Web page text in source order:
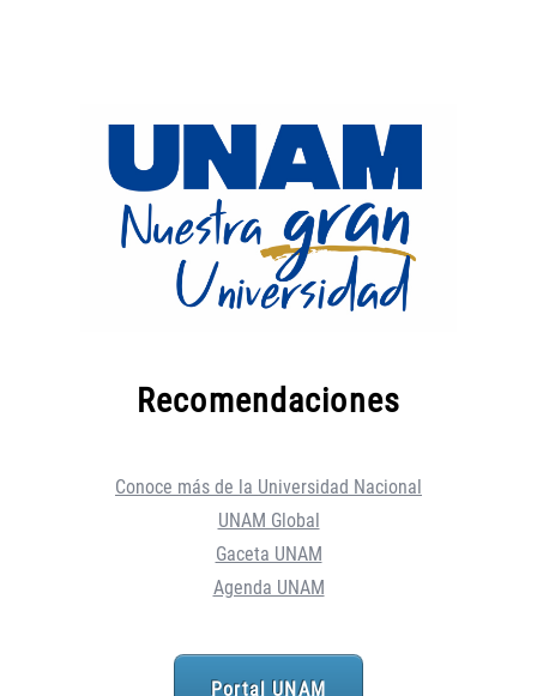
Recomendaciones
Conoce más de la Universidad Nacional
UNAM Global
Gaceta UNAM
Agenda UNAM
Portal UNAM